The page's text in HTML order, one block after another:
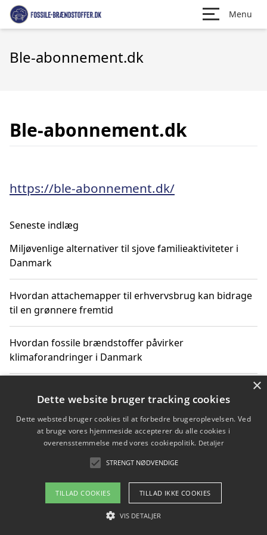
Menu
Ble-abonnement.dk
Ble-abonnement.dk
https://ble-abonnement.dk/
Seneste indlæg
Miljøvenlige alternativer til sjove familieaktiviteter i
Danmark
Hvordan attachemapper til erhvervsbrug kan bidrage
til en grønnere fremtid
Hvordan fossile brændstoffer påvirker
klimaforandringer i Danmark
klimaændringer
Hvordan citater om fossile brændstoffer kan ændre
Copyright 2026 - Pilanto Aps
Om / kontakt
×
Dette website bruger tracking cookies
Dette websted bruger cookies til at forbedre brugeroplevelsen. Ved
at bruge vores hjemmeside accepterer du alle cookies i
overensstemmelse med vores cookiepolitik. Detaljer
STRENGT NØDVENDIGE
TILLAD COOKIES TILLAD IKKE COOKIES
VIS DETALJER